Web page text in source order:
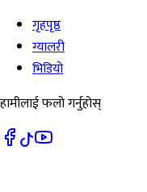
गृहपृष्ठ
ग्यालरी
भिडियो
हामीलाई फलो गर्नुहोस्